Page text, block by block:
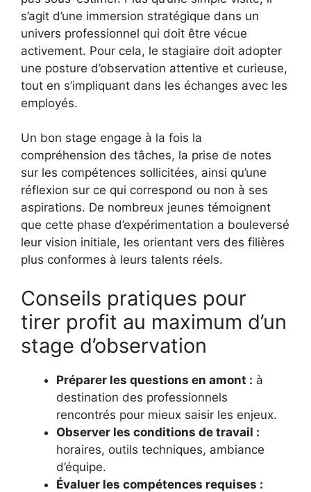
s’agit d’une immersion stratégique dans un
univers professionnel qui doit être vécue
activement. Pour cela, le stagiaire doit adopter
une posture d’observation attentive et curieuse,
tout en s’impliquant dans les échanges avec les
employés.
Un bon stage engage à la fois la
compréhension des tâches, la prise de notes
sur les compétences sollicitées, ainsi qu’une
réflexion sur ce qui correspond ou non à ses
aspirations. De nombreux jeunes témoignent
que cette phase d’expérimentation a bouleversé
leur vision initiale, les orientant vers des filières
plus conformes à leurs talents réels.
Conseils pratiques pour
tirer profit au maximum d’un
stage d’observation
Préparer les questions en amont : à
destination des professionnels
rencontrés pour mieux saisir les enjeux.
Observer les conditions de travail :
horaires, outils techniques, ambiance
d’équipe.
Évaluer les compétences requises :